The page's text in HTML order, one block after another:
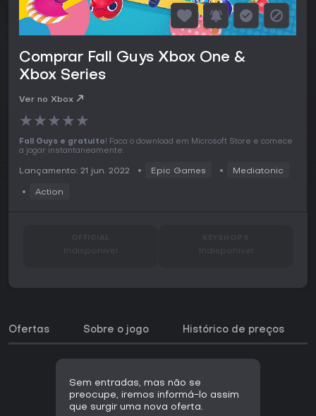
Comprar Fall Guys Xbox One &
Xbox Series
Ver no Xbox
★★★★★
Fall Guys e gratuito! Faca o download em Microsoft Store e comece
a jogar instantaneamente.
Lançamento: 21 jun. 2022 Epic Games Mediatonic
Action
Indisponível Indisponível
Ofertas Sobre o jogo Histórico de preços
Sem entradas, mas não se
preocupe, iremos informá-lo assim
que surgir uma nova oferta.